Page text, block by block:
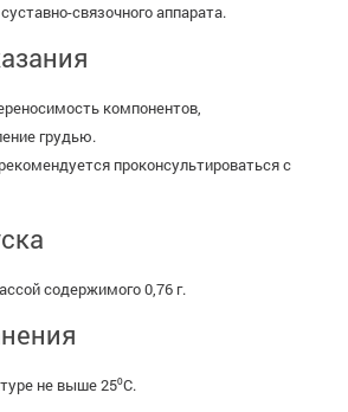
связочного аппарата.
компонентов,
грудью.
проконсультироваться с
содержимого 0,76 г.
не выше 25⁰С.